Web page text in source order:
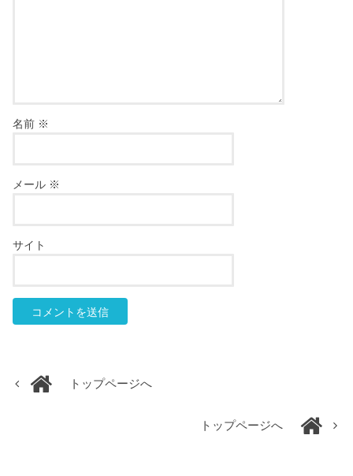
名前 ※
メール ※
サイト
トップページへ
トップページへ